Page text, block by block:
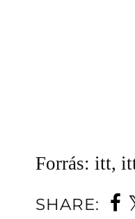
Forrás: itt,
SHARE: